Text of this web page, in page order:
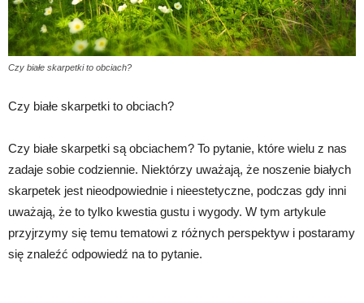
Czy białe skarpetki to obciach?
Czy białe skarpetki to obciach?
Czy białe skarpetki są obciachem? To pytanie, które wielu z nas
zadaje sobie codziennie. Niektórzy uważają, że noszenie białych
skarpetek jest nieodpowiednie i nieestetyczne, podczas gdy inni
uważają, że to tylko kwestia gustu i wygody. W tym artykule
przyjrzymy się temu tematowi z różnych perspektyw i postaramy
się znaleźć odpowiedź na to pytanie.